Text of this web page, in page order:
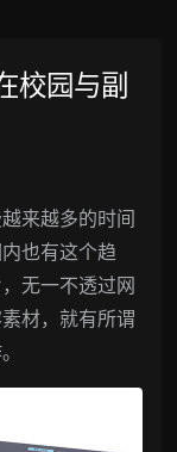
校园与副
来越多的时间
也有这个趋
无一不透过网
材，就有所谓